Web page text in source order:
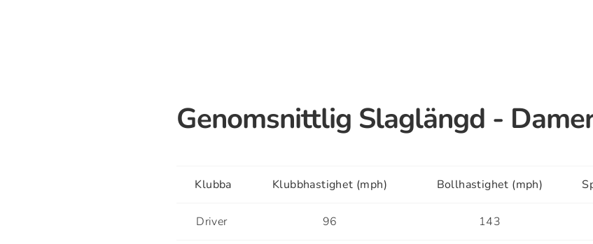
Genomsnittlig Slaglängd -
Klubba Klubbhastighet (mph) Bollhastighet (mph)
Driver 96 143